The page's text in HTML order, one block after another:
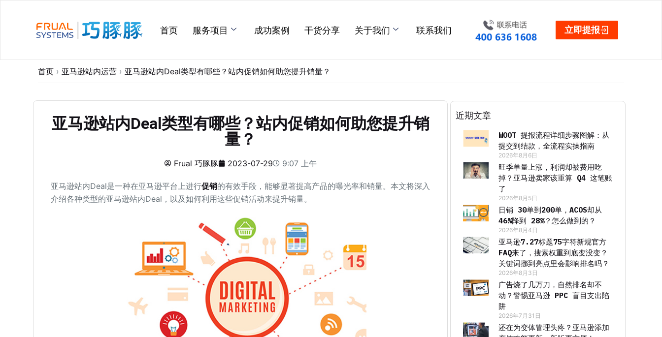
首页 服务项目 成功案例 干货分享 关于我们 联系我们 立即提报
首页 › 亚马逊站内运营 › 亚马逊站内Deal类型有哪些？站内促销如何助您提升销量？
亚马逊站内Deal类型有哪些？站内促销如何助您提升销
量？
Frual 巧豚豚 2023-07-29 9:07 上午
亚马逊站内Deal是一种在亚马逊平台上进行促销的有效手段，能够显著提高产品的曝光率和销量。本文将深入
介绍各种类型的亚马逊站内Deal，以及如何利用这些促销活动来提升销量。
近期文章
WOOT 提报流程详细步骤图解：从
提交到结款，全流程实操指南
2026年8月6日
旺季单量上涨，利润却被费用吃
掉？亚马逊卖家该重算 Q4 这笔账
了
2026年8月5日
日销 30单到200单，ACOS却从
46%降到 28%？怎么做到的？
2026年8月4日
亚马逊7.27标题75字符新规官方
FAQ来了，搜索权重到底变没变？
关键词挪到亮点里会影响排名吗？
2026年8月3日
广告烧了几万刀，自然排名却不
动？警惕亚马逊 PPC 盲目支出陷
阱
2026年7月31日
还在为变体管理头疼？亚马逊添加